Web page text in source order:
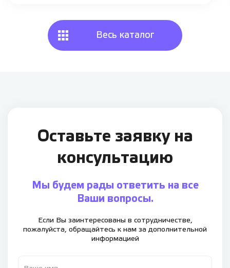
Весь каталог
Оставьте заявку на
консультацию
Мы будем рады ответить на все
Ваши вопросы.
Если Вы заинтересованы в сотрудничестве,
пожалуйста, обращайтесь к нам за дополнительной
информацией